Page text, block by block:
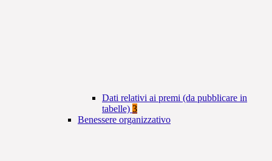
Dati relativi ai premi (da pubblicare in
tabelle) 3
Benessere organizzativo